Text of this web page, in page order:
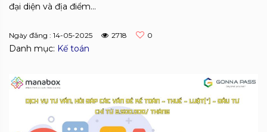
đại diện và địa điểm...
Ngày đăng : 14-05-2025 2718 0
Danh mục: Kế toán